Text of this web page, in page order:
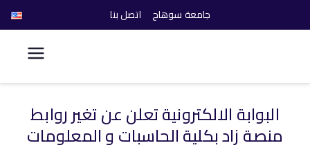
جامعة سوهاج اتصل بنا
كلية الحاسبات والذكاء
الاصطناعي
البوابة الالكترونية تعلن عن تغير روابط
منصة زاد بكلية الحاسبات و المعلومات